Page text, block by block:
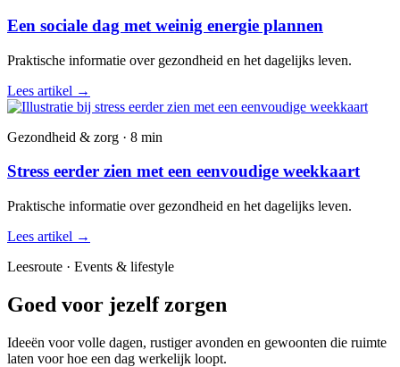
Een sociale dag met weinig energie plannen
Praktische informatie over gezondheid en het dagelijks leven.
Lees artikel →
Gezondheid & zorg · 8 min
Stress eerder zien met een eenvoudige weekkaart
Praktische informatie over gezondheid en het dagelijks leven.
Lees artikel →
Leesroute · Events & lifestyle
Goed voor jezelf zorgen
Ideeën voor volle dagen, rustiger avonden en gewoonten die ruimte
laten voor hoe een dag werkelijk loopt.